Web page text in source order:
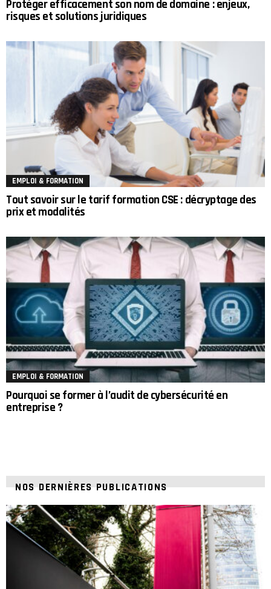
Protéger efficacement son nom de domaine : enjeux,
risques et solutions juridiques
EMPLOI & FORMATION
Tout savoir sur le tarif formation CSE : décryptage des
prix et modalités
EMPLOI & FORMATION
Pourquoi se former à l’audit de cybersécurité en
entreprise ?
NOS DERNIÈRES PUBLICATIONS